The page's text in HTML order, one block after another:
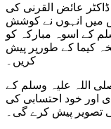
عائض القرنی کی
میں انہوں نے کوشش
کے اسوہ مبارکہ کو
کیما کے طورپر پیش
کریں۔
اللہ علیہ وسلم کے
اور خود احتسابی کی
تصویر پیش کرے گی۔